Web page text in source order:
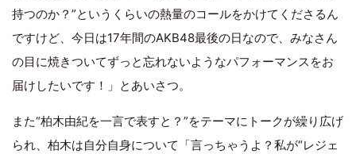
持つのか？”というくらいの熱量のコールをかけてくださるん
ですけど、今日は17年間のAKB48最後の日なので、みなさん
の目に焼きついてずっと忘れないようなパフォーマンスをお
届けしたいです！」とあいさつ。
また“柏木由紀を一言で表すと？”をテーマにトークが繰り広げ
られ、柏木は自分自身について「言っちゃうよ？私が“レジェ